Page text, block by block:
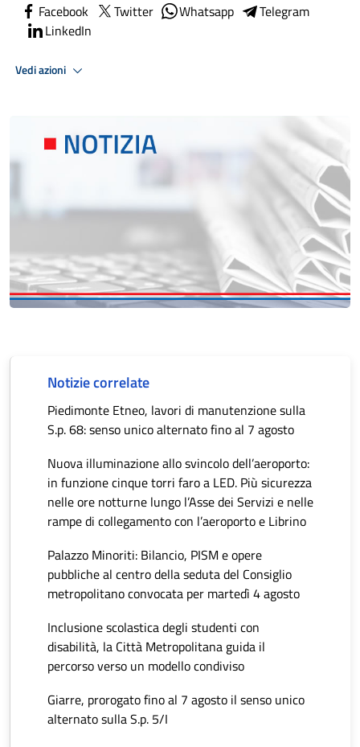
Facebook Twitter Whatsapp
Telegram
LinkedIn
Vedi azioni
Notizie correlate
Piedimonte Etneo, lavori di manutenzione sulla
S.p. 68: senso unico alternato fino al 7 agosto
Nuova illuminazione allo svincolo dell’aeroporto:
in funzione cinque torri faro a LED. Più sicurezza
nelle ore notturne lungo l’Asse dei Servizi e nelle
rampe di collegamento con l’aeroporto e Librino
Palazzo Minoriti: Bilancio, PISM e opere
pubbliche al centro della seduta del Consiglio
metropolitano convocata per martedì 4 agosto
Inclusione scolastica degli studenti con
disabilità, la Città Metropolitana guida il
percorso verso un modello condiviso
Giarre, prorogato fino al 7 agosto il senso unico
alternato sulla S.p. 5/I